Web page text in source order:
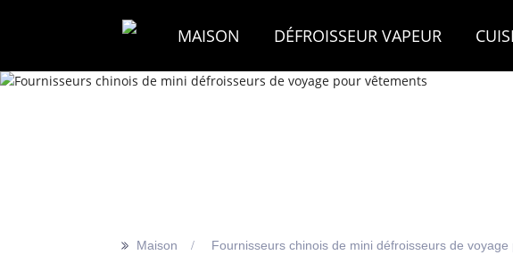
MAISON DÉFROISSEUR VAPEUR
>> Maison Fournisseurs chinois de mini défroisseurs de